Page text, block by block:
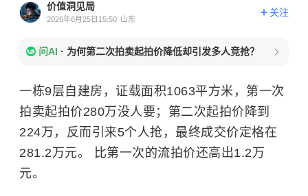
价值洞见局
2026年6月25日15:50 山东
关注
问AI · 为何第二次拍卖起拍价降低却引发多人竞抢？
一栋9层自建房，证载面积1063平方米，第一次
拍卖起拍价280万没人要；第二次起拍价降到
224万，反而引来5个人抢，最终成交价定格在
281.2万元。 比第一次的流拍价还高出1.2万
元。